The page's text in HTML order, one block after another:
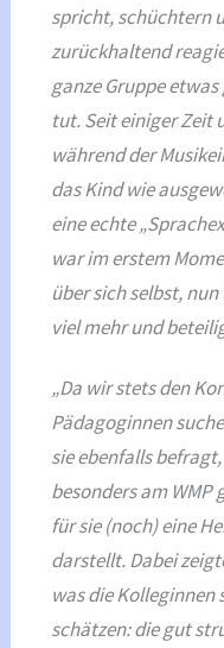
spricht, schüchtern
zurückhaltend
ganze Gruppe
tut. Seit einiger Zeit
während der
das Kind wie
eine echte
war im erstem
über sich selbst,
viel mehr und
„Da wir stets den
Pädagoginnen
sie ebenfalls
besonders am WMP
für sie (noch) eine
darstellt. Dabei
was die Kolleginnen
schätzen: die gut